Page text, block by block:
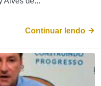
Continuar lendo